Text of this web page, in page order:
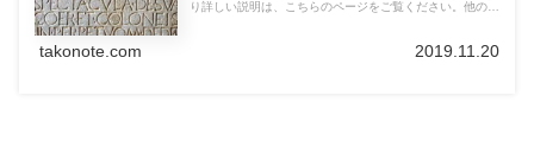
り詳しい説明は、こちらのページをご覧ください。他の言
takonote.com 2019.11.20